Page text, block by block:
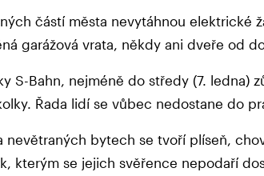
částí města nevytáhnou elektrické
garážová vrata, někdy ani dveře od
S-Bahn, nejméně do středy (7. ledna)
Řada lidí se vůbec nedostane do
nevětraných bytech se tvoří plíseň,
kterým se jejich svěřence nepodaří